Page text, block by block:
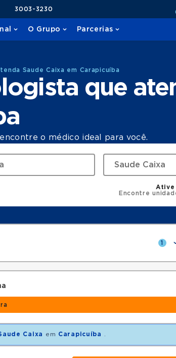
3003-3230
O Grupo Parcerias
Saude Caixa em Carapicuíba
que
o médico ideal para você.
Ative
Encontre
1
Caixa em Carapicuíba